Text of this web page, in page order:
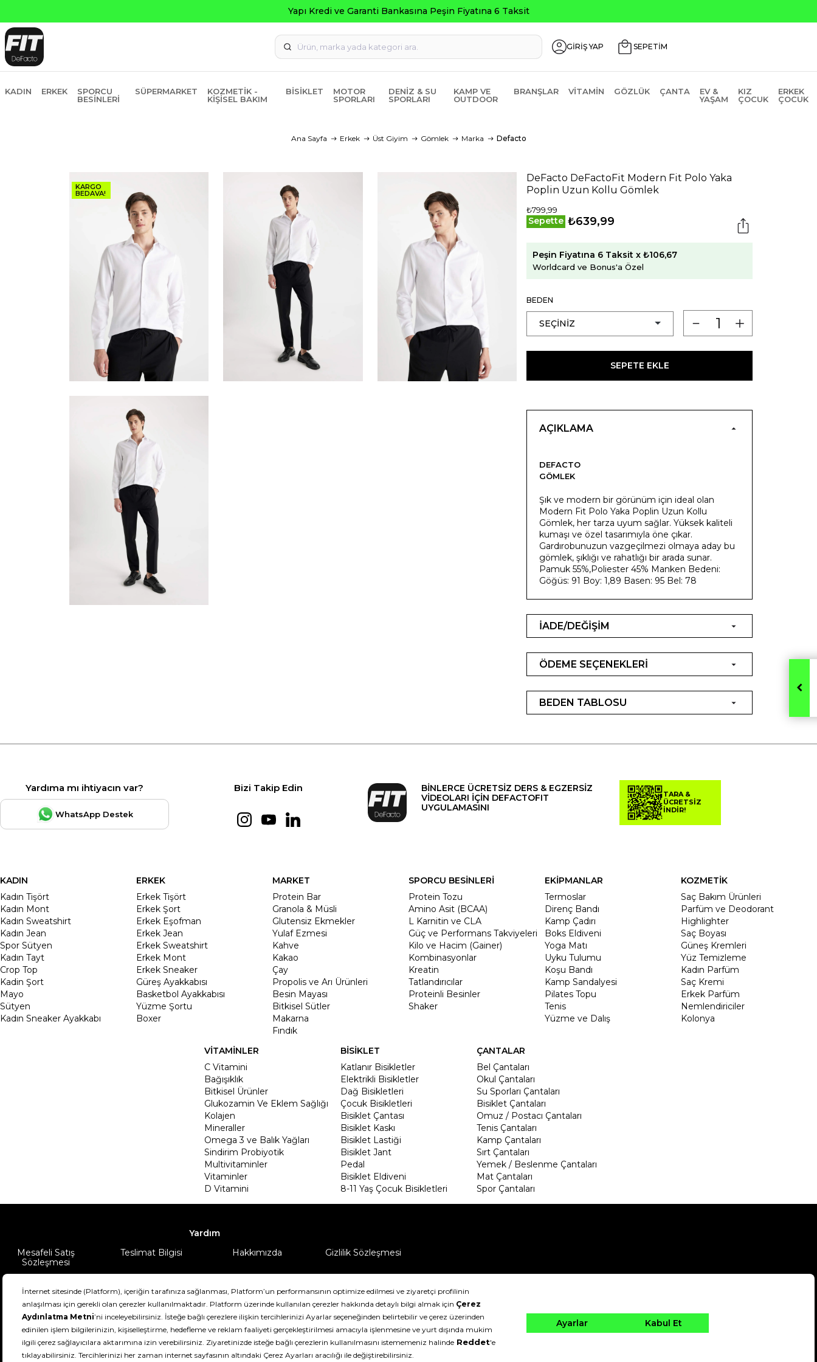
Seçili Ürünlerde ₺2000 Üzeri ₺200 İndirim Kodu: AGUSTOS200
GİRİŞ YAP SEPETİM
KADIN ERKEK
SPORCU
BESINLERI
SÜPERMARKET
KOZMETIK -
KIŞISEL BAKIM
BISIKLET
MOTOR
SPORLARI
DENIZ & SU
SPORLARI
KAMP VE
OUTDOOR
BRANŞLAR VITAMIN GÖZLÜK ÇANTA
EV &
YAŞAM
KIZ
ÇOCUK
ERKEK
ÇOCUK
Ana Sayfa Erkek Üst Giyim Gömlek Marka Defacto
KARGO
BEDAVA!
DeFacto DeFactoFit Modern Fit Polo Yaka
Poplin Uzun Kollu Gömlek
₺799,99
Sepette ₺639,99
Peşin Fiyatına 6 Taksit x ₺106,67
Worldcard ve Bonus'a Özel
BEDEN
SEPETE EKLE
AÇIKLAMA
DEFACTO
GÖMLEK
Şık ve modern bir görünüm için ideal olan
Modern Fit Polo Yaka Poplin Uzun Kollu
Gömlek, her tarza uyum sağlar. Yüksek kaliteli
kumaşı ve özel tasarımıyla öne çıkar.
Gardırobunuzun vazgeçilmezi olmaya aday bu
gömlek, şıklığı ve rahatlığı bir arada sunar.
Pamuk 55%,Poliester 45% Manken Bedeni:
Göğüs: 91 Boy: 1,89 Basen: 95 Bel: 78
İADE/DEĞİŞİM
ÖDEME SEÇENEKLERİ
BEDEN TABLOSU
Yardıma mı ihtiyacın var?
WhatsApp Destek
Bizi Takip Edin
BİNLERCE ÜCRETSİZ DERS & EGZERSİZ
VİDEOLARI İÇİN DEFACTOFIT
UYGULAMASINI
TARA &
ÜCRETSİZ
İNDİR!
KADIN
Kadın Tişört
Kadın Mont
Kadın Sweatshirt
Kadın Jean
Spor Sütyen
Kadın Tayt
Crop Top
Kadin Şort
Mayo
Sütyen
Kadın Sneaker Ayakkabı
ERKEK
Erkek Tişört
Erkek Şort
Erkek Eşofman
Erkek Jean
Erkek Sweatshirt
Erkek Mont
Erkek Sneaker
Güreş Ayakkabısı
Basketbol Ayakkabısı
Yüzme Şortu
Boxer
MARKET
Protein Bar
Granola & Müsli
Glutensiz Ekmekler
Yulaf Ezmesi
Kahve
Kakao
Çay
Propolis ve Arı Ürünleri
Besin Mayası
Bitkisel Sütler
Makarna
Fındık
SPORCU BESİNLERİ
Protein Tozu
Amino Asit (BCAA)
L Karnitin ve CLA
Güç ve Performans Takviyeleri
Kilo ve Hacim (Gainer)
Kombinasyonlar
Kreatin
Tatlandırıcılar
Proteinli Besinler
Shaker
EKİPMANLAR
Termoslar
Direnç Bandı
Kamp Çadırı
Boks Eldiveni
Yoga Matı
Uyku Tulumu
Koşu Bandı
Kamp Sandalyesi
Pilates Topu
Tenis
Yüzme ve Dalış
KOZMETİK
Saç Bakım Ürünleri
Parfüm ve Deodorant
Highlighter
Saç Boyası
Güneş Kremleri
Yüz Temizleme
Kadın Parfüm
Saç Kremi
Erkek Parfüm
Nemlendiriciler
Kolonya
VİTAMİNLER
C Vitamini
Bağışıklık
Bitkisel Ürünler
Glukozamin Ve Eklem Sağlığı
Kolajen
Mineraller
Omega 3 ve Balık Yağları
Sindirim Probiyotik
Multivitaminler
Vitaminler
D Vitamini
BİSİKLET
Katlanır Bisikletler
Elektrikli Bisikletler
Dağ Bisikletleri
Çocuk Bisikletleri
Bisiklet Çantası
Bisiklet Kaskı
Bisiklet Lastiği
Bisiklet Jant
Pedal
Bisiklet Eldiveni
8-11 Yaş Çocuk Bisikletleri
ÇANTALAR
Bel Çantaları
Okul Çantaları
Su Sporları Çantaları
Bisiklet Çantaları
Omuz / Postacı Çantaları
Tenis Çantaları
Kamp Çantaları
Sırt Çantaları
Yemek / Beslenme Çantaları
Mat Çantaları
Spor Çantaları
Yardım
Mesafeli Satış
Sözleşmesi
Teslimat Bilgisi Hakkımızda Gizlilik Sözleşmesi
DeFactoFIT ©️ 2022-2026. Tüm hakları saklıdır.